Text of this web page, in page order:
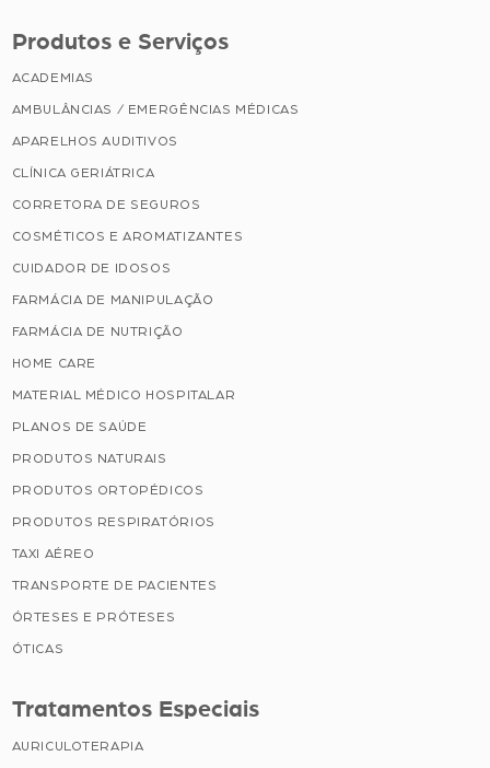
Produtos e Serviços
ACADEMIAS
AMBULÂNCIAS / EMERGÊNCIAS MÉDICAS
APARELHOS AUDITIVOS
CLÍNICA GERIÁTRICA
CORRETORA DE SEGUROS
COSMÉTICOS E AROMATIZANTES
CUIDADOR DE IDOSOS
FARMÁCIA DE MANIPULAÇÃO
FARMÁCIA DE NUTRIÇÃO
HOME CARE
MATERIAL MÉDICO HOSPITALAR
PLANOS DE SAÚDE
PRODUTOS NATURAIS
PRODUTOS ORTOPÉDICOS
PRODUTOS RESPIRATÓRIOS
TAXI AÉREO
TRANSPORTE DE PACIENTES
ÓRTESES E PRÓTESES
ÓTICAS
Tratamentos Especiais
AURICULOTERAPIA